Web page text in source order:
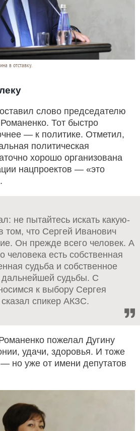
в отставку.
слово председателю
Тот быстро
— к политике. Отметил,
политическая
хорошо организована
нацпроектов — «это
не пытайтесь искать какую-
том, что Сергей Иванович
Он прежде всего человек. А
человека есть собственная
судьба и собственное
судьбы. С
к выбору Сергея
спикер АКЗС.
пожелал Дугину
удачи, здоровья. И тоже
но уже от имени депутатов